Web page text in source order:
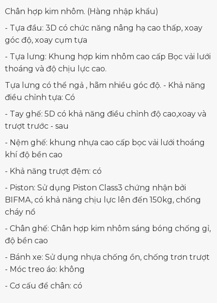
Chân hợp kim nhôm. (Hàng nhập khẩu)
- Tựa đầu: 3D có chức năng nâng hạ cao thấp, xoay
góc độ, xoay cụm tựa
- Tựa lưng: Khung hợp kim nhôm cao cấp Bọc vải lưới
thoáng và độ chịu lực cao.
Tựa lưng có thể ngả , hãm nhiều góc độ. - Khả năng
điều chỉnh tựa: Có
- Tay ghế: 5D có khả năng điều chỉnh độ cao,xoay và
trượt trước - sau
- Nệm ghế: khung nhựa cao cấp bọc vải lưới thoáng
khí độ bền cao
- Khả năng trượt đệm: có
- Piston: Sử dụng Piston Class3 chứng nhận bởi
BIFMA, có khả năng chịu lực lên đến 150kg, chống
cháy nổ
- Chân ghế: Chân hợp kim nhôm sáng bóng chống gỉ,
độ bền cao
- Bánh xe: Sử dụng nhựa chống ồn, chống trơn trượt
- Móc treo áo: không
- Cơ cấu để chân: có